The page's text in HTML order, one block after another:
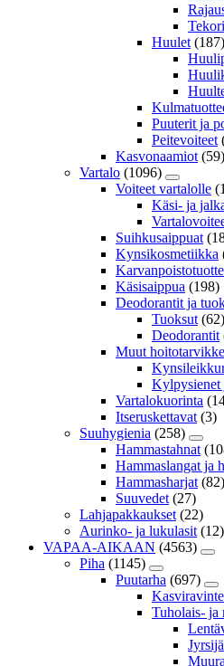
Huulet (187)
Puuterit ja
Peitevoiteet
Kasvonaamiot (59)
Vartalo (1096)
Voiteet vartalolle
Käsi- ja
Suihkusaippuat
Kynsikosmetiikka
Käsisaippua (198)
Deodorantit ja
Tuoksut (62)
Deodorantit
Muut
Kylpysienet
Vartalokuorinta
Itseruskettavat (3)
Suuhygienia (258)
Hammastahnat
Hammaslangat ja
Hammasharjat (82)
Suuvedet (27)
Lahjapakkaukset (22)
Aurinko- ja lukulasit (12)
VAPAA-AIKAAN (4563)
Piha (1145)
Puutarha (697)
Tuholais- ja